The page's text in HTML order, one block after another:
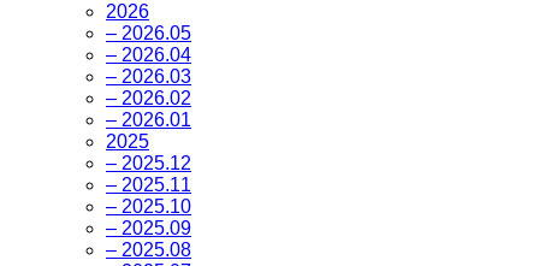
2026
– 2026.05
– 2026.04
– 2026.03
– 2026.02
– 2026.01
2025
– 2025.12
– 2025.11
– 2025.10
– 2025.09
– 2025.08